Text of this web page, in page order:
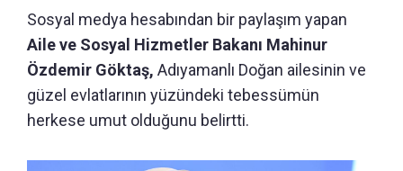
Sosyal medya hesabından bir paylaşım yapan
Aile ve Sosyal Hizmetler Bakanı Mahinur
Özdemir Göktaş, Adıyamanlı Doğan ailesinin ve
güzel evlatlarının yüzündeki tebessümün
herkese umut olduğunu belirtti.